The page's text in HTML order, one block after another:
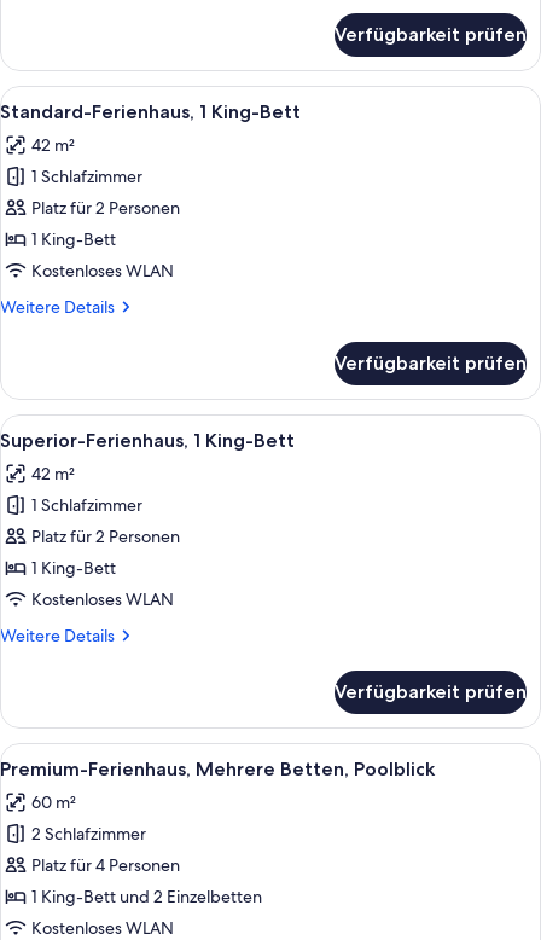
Mehrere
Betten
Verfügbarkeit prüfen
Alle
Fotos
für
Standard-
Ferienhaus,
1 King-
Bett
10
Standard-Ferienhaus, 1 King-Bett
42 m²
1 Schlafzimmer
Platz für 2 Personen
1 King-Bett
Kostenloses WLAN
Weitere Details
Weitere
Ferienhaus,
1 King-
Bett
Verfügbarkeit prüfen
Alle
Fotos
für
Superior-
Ferienhaus,
1 King-
Bett
Ein Wohnzimmer mit einem blauen
9
Superior-Ferienhaus, 1 King-Bett
42 m²
1 Schlafzimmer
Platz für 2 Personen
1 King-Bett
Kostenloses WLAN
Weitere Details
Weitere
Ferienhaus,
1 King-
Bett
Verfügbarkeit prüfen
Alle
Fotos
für
Premium-
Ferienhaus,
Mehrere
Betten,
Eine moderne Küche mit einer
13
Premium-Ferienhaus, Mehrere Betten, Poolblick
60 m²
2 Schlafzimmer
Platz für 4 Personen
1 King-Bett und 2 Einzelbetten
Kostenloses WLAN